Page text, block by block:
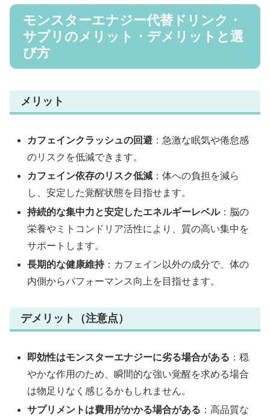
モンスターエナジー代替ドリンク・
サプリのメリット・デメリットと選
び方
メリット
カフェインクラッシュの回避 ：急激な眠気や倦怠感
のリスクを低減できます。
カフェイン依存のリスク低減 ：体への負担を減ら
し、安定した覚醒状態を目指せます。
持続的な集中力と安定したエネルギーレベル：脳の
栄養やミトコンドリア活性により、質の高い集中を
サポートします。
長期的な健康維持：カフェイン以外の成分で、体の
内側からパフォーマンス向上を目指せます。
デメリット（注意点）
即効性はモンスターエナジーに劣る場合がある ：穏
やかな作用のため、瞬間的な強い覚醒を求める場合
は物足りなく感じるかもしれません。
サプリメントは費用がかかる場合がある ：高品質な